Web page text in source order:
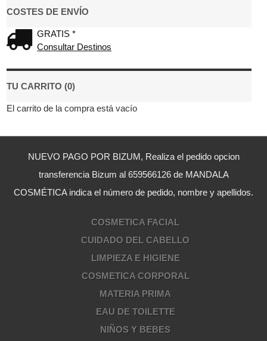
COSTES DE ENVÍO
GRATIS *
Consultar Destinos
TU CARRITO (0)
El carrito de la compra está vacío
NUEVO PAGO POR BIZUM, Realiza el pedido opcion
transferencia Bizum al 659566126 de MANDALA
COSMÉTICA indica el número de pedido, nombre y apellidos.
COSMETICA FACIAL
CUIDADO DEL CABELLO
LIMPIEZA E HIGIENE
COSMETICA CORPORAL
MATERIA PRIMA
EAU DE TOILETTE
NIÑOS Y BEBES